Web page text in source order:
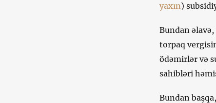
yaxın)
Bundan
torpaq
ödəmirlər və
sahibləri
Bundan